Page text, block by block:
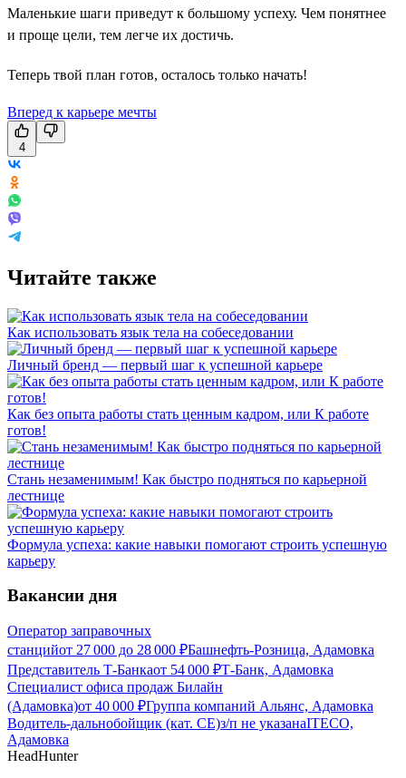
Маленькие шаги приведут к большому успеху. Чем понятнее
и проще цели, тем легче их достичь.
Теперь твой план готов, осталось только начать!
Вперед к карьере мечты
4
Читайте также
Как использовать язык тела на собеседовании
Личный бренд — первый шаг к успешной карьере
Как без опыта работы стать ценным кадром, или К работе
готов!
Стань незаменимым! Как быстро подняться по карьерной
лестнице
Формула успеха: какие навыки помогают строить успешную
карьеру
Вакансии дня
Оператор заправочных
станцийот 27 000 до 28 000 ₽Башнефть-Розница, Адамовка
Представитель Т-Банкаот 54 000 ₽Т-Банк, Адамовка
Специалист офиса продаж Билайн
(Адамовка)от 40 000 ₽Группа компаний Альянс, Адамовка
Водитель-дальнобойщик (кат. CE)з/п не указанаITECO,
Адамовка
HeadHunter